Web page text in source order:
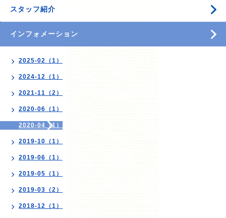
スタッフ紹介
インフォメーション
2025-02（1）
2024-12（1）
2021-11（2）
2020-06（1）
2020-04（1）
2019-10（1）
2019-06（1）
2019-05（1）
2019-03（2）
2018-12（1）